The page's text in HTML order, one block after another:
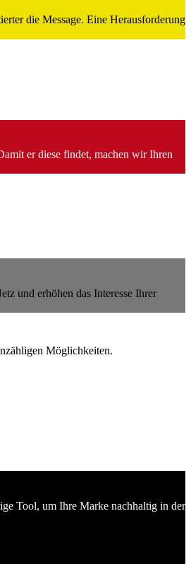
die Message. Eine Herausforderung
er diese findet, machen wir Ihren
und erhöhen das Interesse Ihrer
Möglichkeiten.
Tool, um Ihre Marke nachhaltig in der